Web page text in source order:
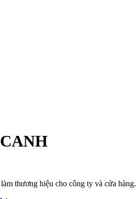
thương hiệu cho công ty và cửa hàng.